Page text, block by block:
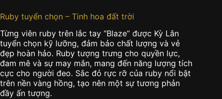
Ruby tuyển chọn – Tinh hoa đất trời
Từng viên ruby trên lắc tay “Blaze” được Kỳ Lân
tuyển chọn kỹ lưỡng, đảm bảo chất lượng và vẻ
đẹp hoàn hảo. Ruby tượng trưng cho quyền lực,
đam mê và sự may mắn, mang đến năng lượng tích
cực cho người đeo. Sắc đỏ rực rỡ của ruby nổi bật
trên nền vàng hồng, tạo nên một sự tương phản
đầy ấn tượng.